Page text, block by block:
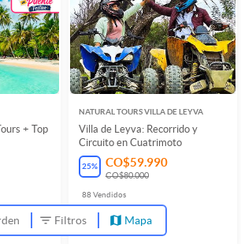
+ Top
NATURAL TOURS VILLA DE LEYVA
Villa de Leyva: Recorrido y
Circuito en Cuatrimoto
25% CO$59.990
CO$80.000
88Vendidos
Filtros Mapa